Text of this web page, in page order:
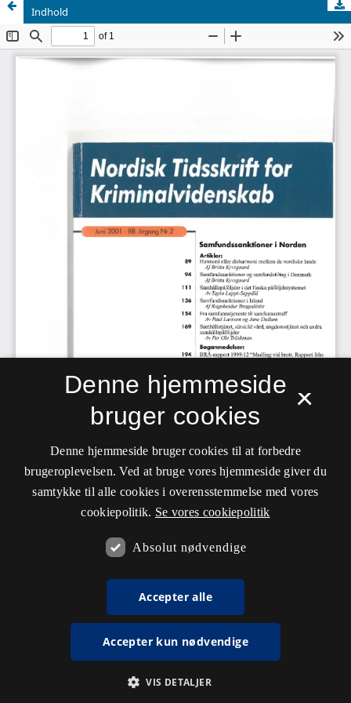
Indhold
×
Denne hjemmeside
bruger cookies
Denne hjemmeside bruger cookies til at forbedre
brugeroplevelsen. Ved at bruge vores hjemmeside giver du
samtykke til alle cookies i overensstemmelse med vores
cookiepolitik. Se vores cookiepolitik
Absolut nødvendige
Accepter alle
Accepter kun nødvendige
VIS DETALJER